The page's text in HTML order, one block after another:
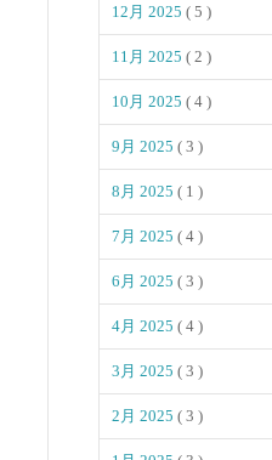
12月 2025 ( 5 )
11月 2025 ( 2 )
10月 2025 ( 4 )
9月 2025 ( 3 )
8月 2025 ( 1 )
7月 2025 ( 4 )
6月 2025 ( 3 )
4月 2025 ( 4 )
3月 2025 ( 3 )
2月 2025 ( 3 )